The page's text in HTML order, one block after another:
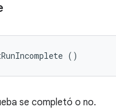
()
se completó o no.